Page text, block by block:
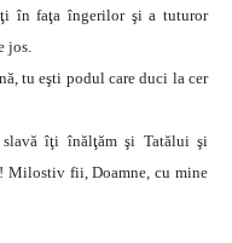
în faţa îngerilor şi a tuturor
jos.
tu eşti podul care duci la cer
îţi înălţăm şi Tatălui şi
Milostiv fii, Doamne, cu mine